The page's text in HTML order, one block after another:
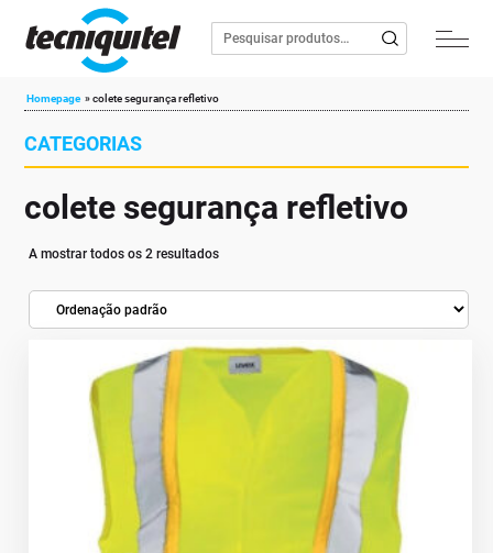
Homepage »colete segurança refletivo
CATEGORIAS
colete segurança refletivo
A mostrar todos os 2 resultados